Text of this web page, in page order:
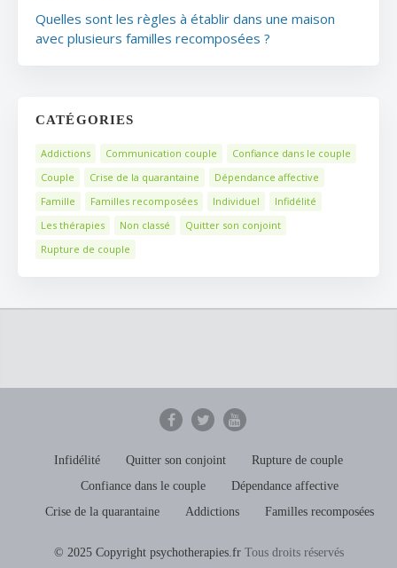
Quelles sont les règles à établir dans une maison
avec plusieurs familles recomposées ?
CATÉGORIES
Addictions Communication couple
Confiance dans le couple
Couple
Crise de la quarantaine
Dépendance affective
Famille
Familles recomposées Individuel
Infidélité
Les thérapies
Non classé
Quitter son conjoint
Rupture de couple
Infidélité Quitter son conjoint
Rupture de couple
Confiance dans le couple
Dépendance affective
Crise de la quarantaine
Addictions Familles recomposées
© 2025 Copyright psychotherapies.frTous droits réservés